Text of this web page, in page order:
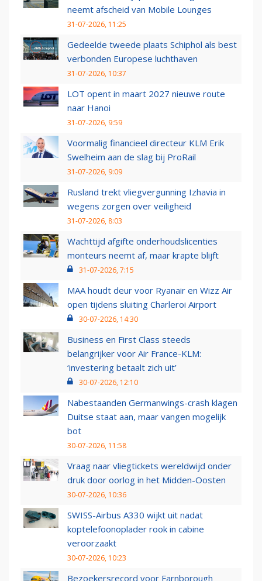
neemt afscheid van Mobile Lounges
31-07-2026, 11:25
Gedeelde tweede plaats Schiphol als best
verbonden Europese luchthaven
31-07-2026, 10:37
LOT opent in maart 2027 nieuwe route
naar Hanoi
31-07-2026, 9:59
Voormalig financieel directeur KLM Erik
Swelheim aan de slag bij ProRail
31-07-2026, 9:09
Rusland trekt vliegvergunning Izhavia in
wegens zorgen over veiligheid
31-07-2026, 8:03
Wachttijd afgifte onderhoudslicenties
monteurs neemt af, maar krapte blijft
31-07-2026, 7:15
MAA houdt deur voor Ryanair en Wizz Air
open tijdens sluiting Charleroi Airport
30-07-2026, 14:30
Business en First Class steeds
belangrijker voor Air France-KLM:
‘investering betaalt zich uit’
30-07-2026, 12:10
Nabestaanden Germanwings-crash klagen
Duitse staat aan, maar vangen mogelijk
bot
30-07-2026, 11:58
Vraag naar vliegtickets wereldwijd onder
druk door oorlog in het Midden-Oosten
30-07-2026, 10:36
SWISS-Airbus A330 wijkt uit nadat
koptelefoonoplader rook in cabine
veroorzaakt
30-07-2026, 10:23
Bezoekersrecord voor Farnborough